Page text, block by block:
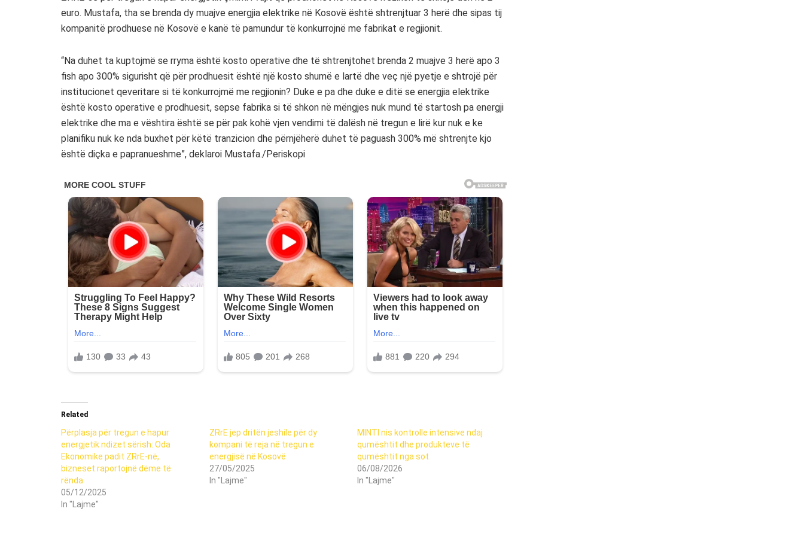
euro. Mustafa, tha se brenda dy muajve energjia elektrike në Kosovë është shtrenjtuar 3 herë dhe sipas tij
kompanitë prodhuese në Kosovë e kanë të pamundur të konkurrojnë me fabrikat e regjionit.
“Na duhet ta kuptojmë se rryma është kosto operative dhe të shtrenjtohet brenda 2 muajve 3 herë apo 3
fish apo 300% sigurisht që për prodhuesit është një kosto shumë e lartë dhe veç një pyetje e shtrojë për
institucionet qeveritare si të konkurrojmë me regjionin? Duke e pa dhe duke e ditë se energjia elektrike
është kosto operative e prodhuesit, sepse fabrika si të shkon në mëngjes nuk mund të startosh pa energji
elektrike dhe ma e vështira është se për pak kohë vjen vendimi të dalësh në tregun e lirë kur nuk e ke
planifiku nuk ke nda buxhet për këtë tranzicion dhe përnjëherë duhet të paguash 300% më shtrenjte kjo
është diçka e papranueshme”, deklaroi Mustafa./Periskopi
Related
Përplasja për tregun e hapur
energjetik ndizet sërish: Oda
Ekonomike padit ZRrE-në,
bizneset raportojnë dëme të
rënda
05/12/2025
In "Lajme"
ZRrE jep dritën jeshile për dy
kompani të reja në tregun e
energjisë në Kosovë
27/05/2025
In "Lajme"
MINTI nis kontrolle intensive ndaj
qumështit dhe produkteve të
qumështit nga sot
06/08/2026
In "Lajme"